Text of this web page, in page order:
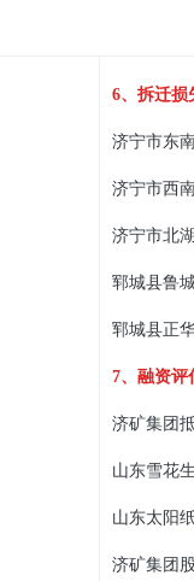
6、拆迁损
济宁市东
济宁市西
济宁市北
郓城县鲁
郓城县正
7、融资评
济矿集团
山东雪花
山东太阳
济矿集团